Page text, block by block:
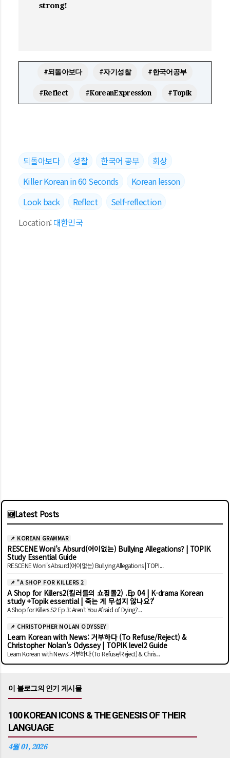
strong!
#되돌아보다 #자기성찰 #한국어공부
#Reflect #KoreanExpression #Topik
되돌아보다 성찰 한국어 공부
회상
Killer Korean in 60 Seconds
Korean lesson
Look back
Reflect
Self-reflection
Location:대한민국
🆕Latest Posts
📌 KOREAN GRAMMAR
RESCENE Woni’s Absurd(어이없는) Bullying Allegations? | TOPIK
Study Essential Guide
RESCENE Woni's Absurd(어이없는) Bullying Allegations | TOPI...
📌 "A SHOP FOR KILLERS 2
A Shop for Killers2(킬러들의 쇼핑몰2) .Ep 04 | K-drama Korean
study +Topik essential | 죽는 게 무섭지 않나요?'
A Shop for Killers S2 Ep 3: Aren't You Afraid of Dying?...
📌 CHRISTOPHER NOLAN ODYSSEY
Learn Korean with News: 거부하다 (To Refuse/Reject) &
Christopher Nolan's Odyssey | TOPIK level2 Guide
Learn Korean with News: 거부하다 (To Refuse/Reject) & Chris...
이 블로그의 인기 게시물
100 KOREAN ICONS & THE GENESIS OF THEIR
LANGUAGE
4월 01, 2026